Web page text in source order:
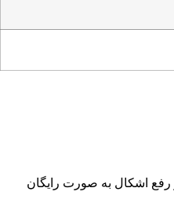
رفع اشکال به صورت رایگان